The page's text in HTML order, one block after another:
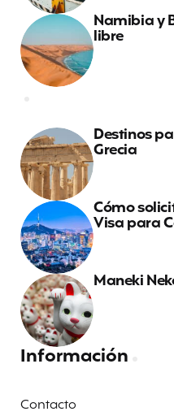
Namibia y
libre
Destinos
Grecia
Cómo
Visa para
Maneki
Información
Contacto